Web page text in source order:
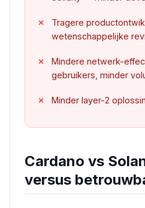
Tragere
wetenschappelijke
Mindere netwerk-
gebruikers, minder
Minder layer-2
Cardano vs
versus